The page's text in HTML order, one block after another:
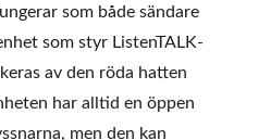
som både sändare
som styr ListenTALK-
av den röda hatten
har alltid en öppen
men den kan